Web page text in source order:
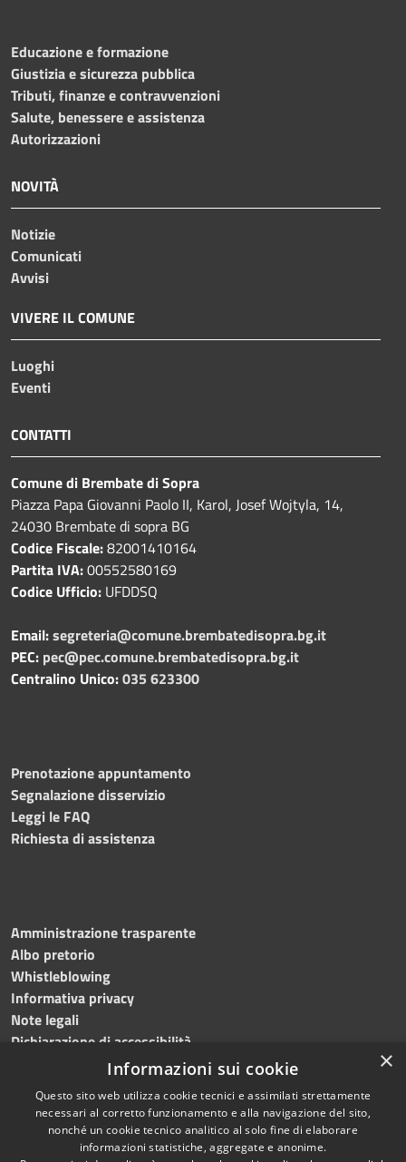
Educazione e formazione
Giustizia e sicurezza pubblica
Tributi, finanze e contravvenzioni
Salute, benessere e assistenza
Autorizzazioni
NOVITÀ
Notizie
Comunicati
Avvisi
VIVERE IL COMUNE
Luoghi
Eventi
CONTATTI
Comune di Brembate di Sopra
Piazza Papa Giovanni Paolo II, Karol, Josef Wojtyla, 14,
24030 Brembate di sopra BG
Codice Fiscale:82001410164
Partita IVA:00552580169
Codice Ufficio: UFDDSQ
Email:segreteria@comune.brembatedisopra.bg.it
PEC: pec@pec.comune.brembatedisopra.bg.it
Centralino Unico:035 623300
Prenotazione appuntamento
Segnalazione disservizio
Leggi le FAQ
Richiesta di assistenza
Amministrazione trasparente
Albo pretorio
Whistleblowing
Informativa privacy
Note legali
Dichiarazione di accessibilità
Accessibilità
Copyright © 2024Comune
di Brembate di Sopra
×
Informazioni sui cookie
Questo sito web utilizza cookie tecnici e assimilati strettamente
necessari al corretto funzionamento e alla navigazione del sito,
nonché un cookie tecnico analitico al solo fine di elaborare
informazioni statistiche, aggregate e anonime.